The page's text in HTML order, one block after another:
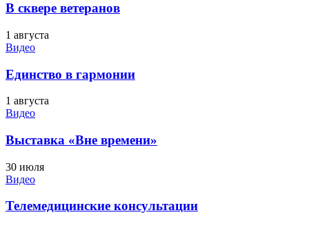
В сквере ветеранов
1 августа
Видео
Единство в гармонии
1 августа
Видео
Выставка «Вне времени»
30 июля
Видео
Телемедицинские консультации